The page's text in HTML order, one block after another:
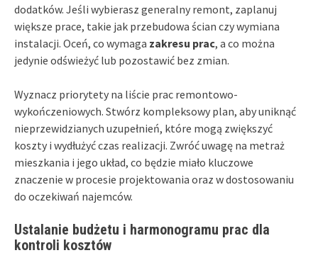
dodatków. Jeśli wybierasz generalny remont, zaplanuj
większe prace, takie jak przebudowa ścian czy wymiana
instalacji. Oceń, co wymaga zakresu prac, a co można
jedynie odświeżyć lub pozostawić bez zmian.
Wyznacz priorytety na liście prac remontowo-
wykończeniowych. Stwórz kompleksowy plan, aby uniknąć
nieprzewidzianych uzupełnień, które mogą zwiększyć
koszty i wydłużyć czas realizacji. Zwróć uwagę na metraż
mieszkania i jego układ, co będzie miało kluczowe
znaczenie w procesie projektowania oraz w dostosowaniu
do oczekiwań najemców.
Ustalanie budżetu i harmonogramu prac dla
kontroli kosztów